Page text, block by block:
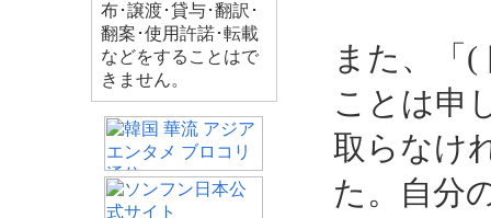
布･譲渡･貸与･翻訳･
翻案･使用許諾･転載
などをすることはで
きません。
また、「
ことは申
取らなけ
た。自分